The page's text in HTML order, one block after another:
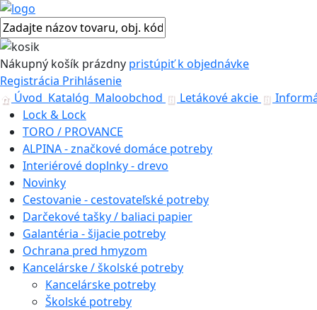
Nákupný košík prázdny pristúpiť k objednávke
Registrácia Prihlásenie
Úvod Katalóg Maloobchod Letákové akcie
Lock & Lock
TORO / PROVANCE
ALPINA - značkové domáce potreby
Interiérové doplnky - drevo
Novinky
Cestovanie - cestovateľské potreby
Darčekové tašky / baliaci papier
Galantéria - šijacie potreby
Ochrana pred hmyzom
Kancelárske / školské potreby
Kancelárske potreby
Školské potreby